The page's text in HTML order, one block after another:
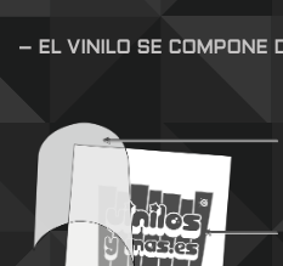
– EL VINILO SE COMPONE